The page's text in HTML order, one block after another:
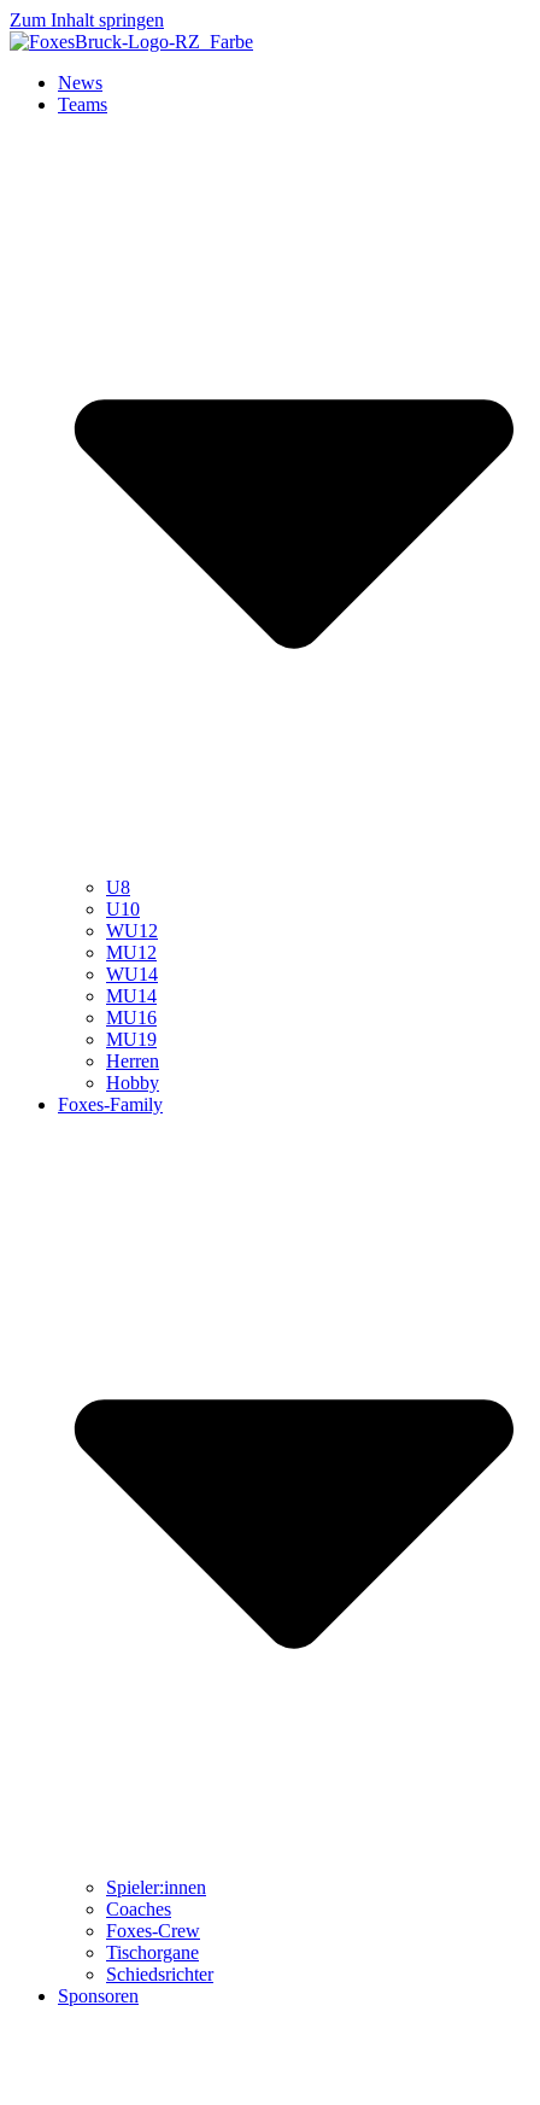
Zum Inhalt springen
News
Teams
U8
U10
WU12
MU12
WU14
MU14
MU16
MU19
Herren
Hobby
Foxes-Family
Spieler:innen
Coaches
Foxes-Crew
Tischorgane
Schiedsrichter
Sponsoren